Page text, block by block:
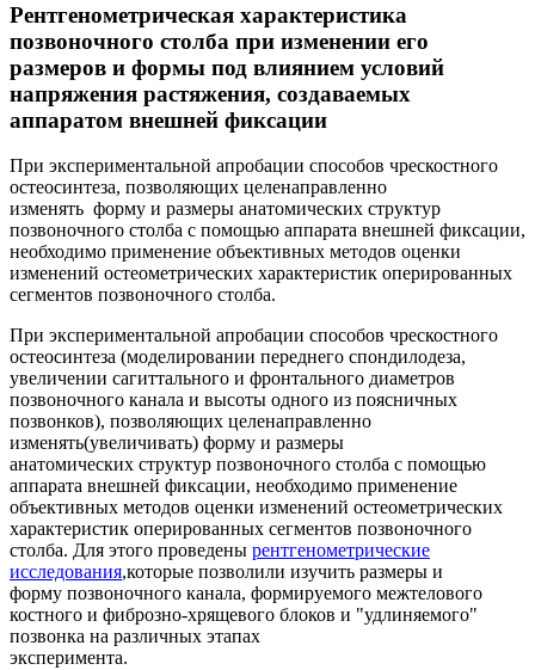
Рентгенометрическая характеристика
позвоночного столба при изменении его
размеров и формы под влиянием условий
напряжения растяжения, создаваемых
аппаратом внешней фиксации
При экспериментальной апробации способов чрескостного
остеосинтеза, позволяющих целенаправленно
изменять форму и размеры анатомических структур
позвоночного столба с помощью аппарата внешней фиксации,
необходимо применение объективных методов оценки
изменений остеометрических характеристик оперированных
сегментов позвоночного столба.
При экспериментальной апробации способов чрескостного
остеосинтеза (моделировании переднего спондилодеза,
увеличении сагиттального и фронтального диаметров
позвоночного канала и высоты одного из поясничных
позвонков), позволяющих целенаправленно
изменять(увеличивать) форму и размеры
анатомических структур позвоночного столба с помощью
аппарата внешней фиксации, необходимо применение
объективных методов оценки изменений остеометрических
характеристик оперированных сегментов позвоночного
столба. Для этого проведены рентгенометрические
исследования,которые позволили изучить размеры и
форму позвоночного канала, формируемого межтелового
костного и фиброзно-хрящевого блоков и "удлиняемого"
позвонка на различных этапах
эксперимента.